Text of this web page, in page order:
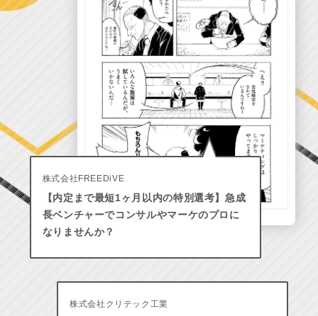
株式会社FREEDiVE
【内定まで最短1ヶ月以内の特別選考】急成
長ベンチャーでコンサルやマーケのプロに
なりませんか？
株式会社クリテック工業